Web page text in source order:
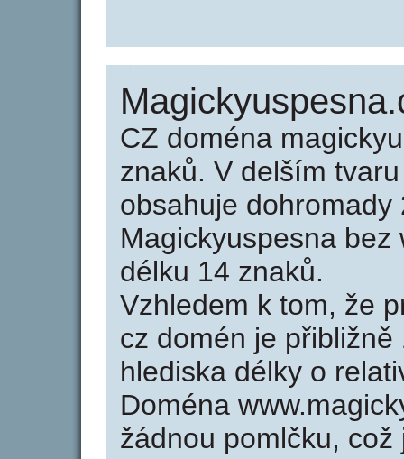
CZ doména
znaků. V delším
obsahuje
Magickyuspesna
délku 14 znaků.
Vzhledem k tom, že
cz domén je
hlediska délky o
Doména
žádnou pomlčku,